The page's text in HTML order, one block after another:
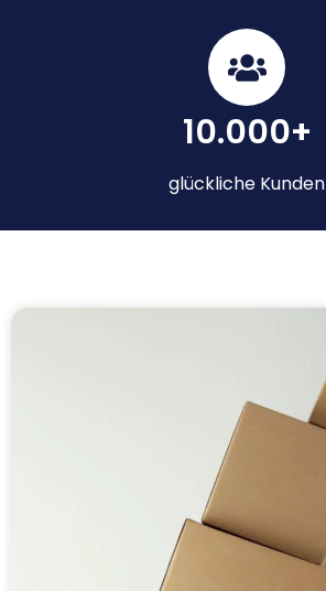
10.000+
glückliche Kunden